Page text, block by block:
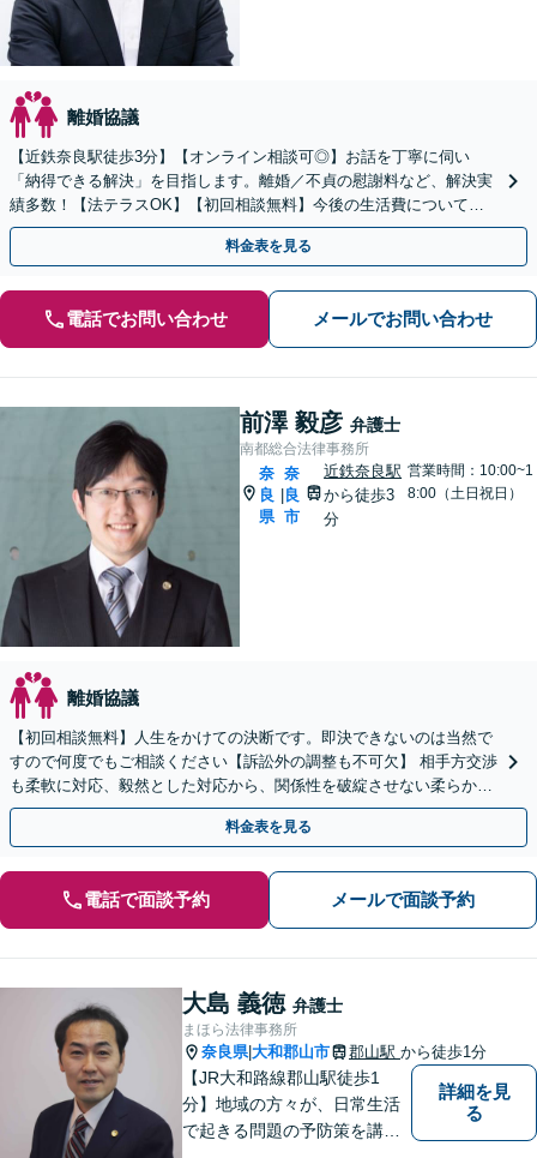
離婚協議
【近鉄奈良駅徒歩3分】【オンライン相談可◎】お話を丁寧に伺い
「納得できる解決」を目指します。離婚／不貞の慰謝料など、解決実
績多数！【法テラスOK】【初回相談無料】今後の生活費について不
安な方、まずはお電話ください。
料金表を見る
電話でお問い合わせ メールでお問い合わせ
前澤 毅彦 弁護士
南都総合法律事務所
奈
良
県
奈
良
市
近鉄奈良駅
から徒歩3
分
営業時間：10:00~1
8:00（土日祝日）
離婚協議
【初回相談無料】人生をかけての決断です。即決できないのは当然で
すので何度でもご相談ください【訴訟外の調整も不可欠】 相手方交渉
も柔軟に対応、毅然とした対応から、関係性を破綻させない柔らかな
対応まで、必要に応じて行います【近鉄奈良駅3分】
料金表を見る
電話で面談予約 メールで面談予約
大島 義徳 弁護士
まほら法律事務所
奈良県|大和郡山市 郡山駅 から徒歩1分
【JR大和路線郡山駅徒歩1
分】地域の方々が、日常生活
で起きる問題の予防策を講じ
詳細を見
る